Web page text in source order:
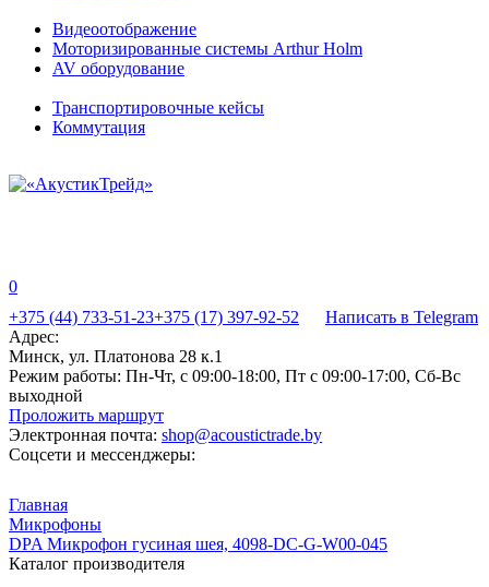
Видеоотображение
Моторизированные системы Arthur Holm
AV оборудование
Транспортировочные кейсы
Коммутация
0
+375 (44) 733-51-23+375 (17) 397-92-52
Написать в Telegram
Адрес:
Минск, ул. Платонова 28 к.1
Режим работы: Пн-Чт, с 09:00-18:00, Пт с 09:00-17:00, Сб-Вс
выходной
Проложить маршрут
Электронная почта: shop@acoustictrade.by
Соцсети и мессенджеры:
Главная
Микрофоны
DPA Микрофон гусиная шея, 4098-DC-G-W00-045
Каталог производителя